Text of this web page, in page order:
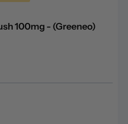
100mg - (Greeneo)